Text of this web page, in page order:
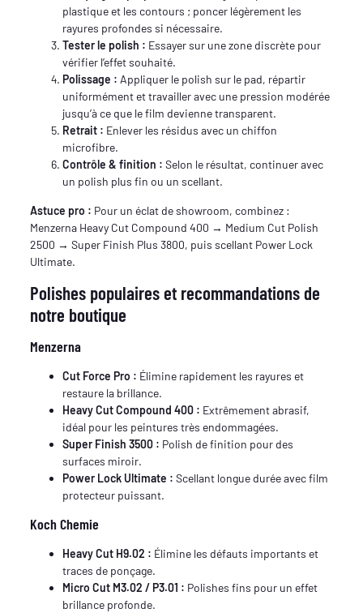
plastique et les contours ; poncer légèrement les
rayures profondes si nécessaire.
Tester le polish : Essayer sur une zone discrète pour
vérifier l’effet souhaité.
Polissage : Appliquer le polish sur le pad, répartir
uniformément et travailler avec une pression modérée
jusqu’à ce que le film devienne transparent.
Retrait : Enlever les résidus avec un chiffon
microfibre.
Contrôle & finition : Selon le résultat, continuer avec
un polish plus fin ou un scellant.
Astuce pro : Pour un éclat de showroom, combinez :
Menzerna Heavy Cut Compound 400 → Medium Cut Polish
2500 → Super Finish Plus 3800, puis scellant Power Lock
Ultimate.
Polishes populaires et recommandations de
notre boutique
Menzerna
Cut Force Pro : Élimine rapidement les rayures et
restaure la brillance.
Heavy Cut Compound 400 : Extrêmement abrasif,
idéal pour les peintures très endommagées.
Super Finish 3500 : Polish de finition pour des
surfaces miroir.
Power Lock Ultimate : Scellant longue durée avec film
protecteur puissant.
Koch Chemie
Heavy Cut H9.02 : Élimine les défauts importants et
traces de ponçage.
Micro Cut M3.02 / P3.01 : Polishes fins pour un effet
brillance profonde.